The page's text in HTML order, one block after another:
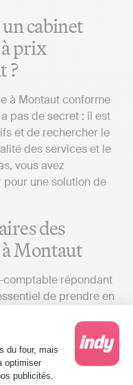
:
du four, mais
optimiser
publicités.
cabinet
prix
?
à Montaut conforme
pas de secret : il est
et de rechercher le
des services et le
vous avez
une solution de
des
Montaut
comptable répondant
de prendre en
prestations offertes
peut varier
des détails de la